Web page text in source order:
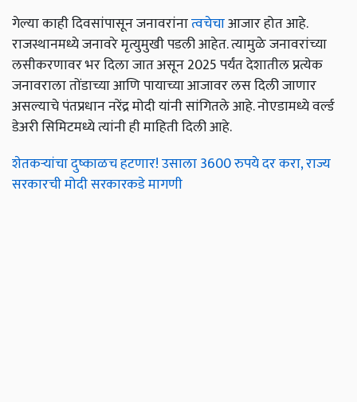
गेल्या काही दिवसांपासून जनावरांनात्वचेचाआजार होत आहे.
राजस्थानमध्ये जनावरे मृत्युमुखी पडली आहेत. त्यामुळे जनावरांच्या
लसीकरणावर भर दिला जात असून 2025 पर्यंत देशातील प्रत्येक
जनावराला तोंडाच्या आणि पायाच्या आजावर लस दिली जाणार
असल्याचे पंतप्रधान नरेंद्र मोदी यांनी सांगितले आहे. नोएडामध्ये वर्ल्ड
डेअरी सिमिटमध्ये त्यांनी ही माहिती दिली आहे.
शेतकऱ्यांचा दुष्काळच हटणार! उसाला 3600 रुपये दर करा, राज्य
सरकारची मोदी सरकारकडे मागणी